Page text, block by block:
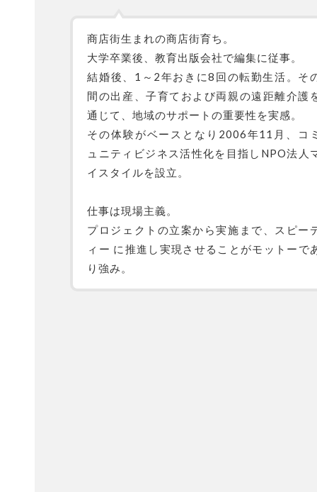
商店街生まれの商店街育ち。
大学卒業後、教育出版会社で編集に従事。
結婚後、1～2年おきに8回の転勤生活。そ
間の出産、子育ておよび両親の遠距離介護
通じて、地域のサポートの重要性を実感。
その体験がベースとなり2006年11月、コ
ュニティビジネス活性化を目指しNPO法人
イスタイルを設立。
仕事は現場主義。
プロジェクトの立案から実施まで、スピー
ィー に推進し実現させることがモットーで
り強み。